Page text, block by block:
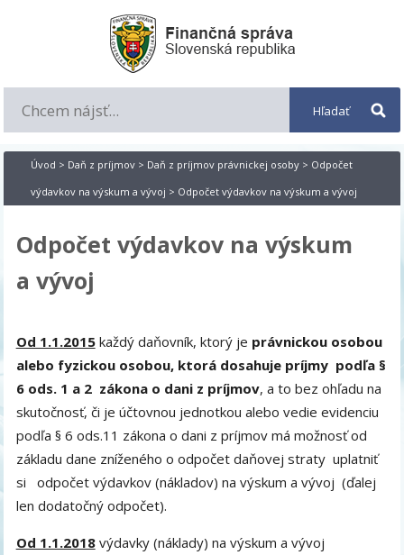
Úvod > Daň z príjmov > Daň z príjmov právnickej osoby > Odpočet
výdavkov na výskum a vývoj > Odpočet výdavkov na výskum a vývoj
Odpočet výdavkov na výskum
a vývoj
Od 1.1.2015 každý daňovník, ktorý je právnickou osobou
alebo fyzickou osobou, ktorá dosahuje príjmy podľa §
6 ods. 1 a 2 zákona o dani z príjmov, a to bez ohľadu na
skutočnosť, či je účtovnou jednotkou alebo vedie evidenciu
podľa § 6 ods.11 zákona o dani z príjmov má možnosť od
základu dane zníženého o odpočet daňovej straty uplatniť
si odpočet výdavkov (nákladov) na výskum a vývoj (ďalej
len dodatočný odpočet).
Od 1.1.2018výdavky (náklady) na výskum a vývoj